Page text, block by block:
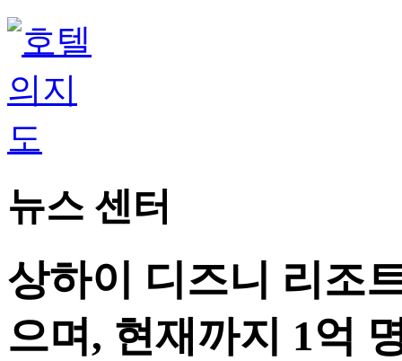
뉴스 센터
상하이 디즈니 리조
으며, 현재까지 1억